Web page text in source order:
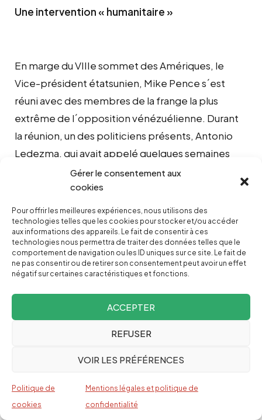
Gérer le consentement aux
cookies
Pour offrir les meilleures expériences, nous utilisons des
technologies telles que les cookies pour stocker et/ou accéder
aux informations des appareils. Le fait de consentir à ces
technologies nous permettra de traiter des données telles que le
comportement de navigation ou les ID uniques sur ce site. Le fait de
ne pas consentir ou de retirer son consentement peut avoir un effet
négatif sur certaines caractéristiques et fonctions.
ACCEPTER
REFUSER
VOIR LES PRÉFÉRENCES
Politique de
cookies
Mentions légales et politique de
confidentialité
Une intervention « humanitaire »
En marge du VIIIe sommet des Amériques, le
Vice-président étatsunien, Mike Pence s´est
réuni avec des membres de la frange la plus
extrême de l´opposition vénézuélienne. Durant
la réunion, un des politiciens présents, Antonio
Ledezma, qui avait appelé quelques semaines
plus tôt la communauté internationale « à
renverser Maduro » (19), déclara : « plus que de l
´aide humanitaire, c´est d´une intervention
humanitaire dont nous avons besoin » (20). Le
mot est lâché.
Cette déclaration s´inscrit comme point
déployée contre le Peuple vénézuélien et qui
vise, comme pour le Chili d´Allende, à « faire crier l
´économie vénézuélienne » (21). Spéculation
contre le bolivar, la monnaie nationale,
première nécessité, pillage de l´essence, trafic
de billets de banque vénézuéliens, baisse de la